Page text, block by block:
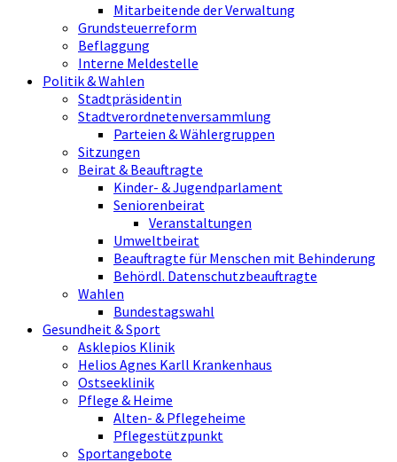
Mitarbeitende der Verwaltung
Grundsteuerreform
Beflaggung
Interne Meldestelle
Politik & Wahlen
Stadtpräsidentin
Stadtverordnetenversammlung
Parteien & Wählergruppen
Sitzungen
Beirat & Beauftragte
Kinder- & Jugendparlament
Seniorenbeirat
Veranstaltungen
Umweltbeirat
Beauftragte für Menschen mit Behinderung
Behördl. Datenschutzbeauftragte
Wahlen
Bundestagswahl
Gesundheit & Sport
Asklepios Klinik
Helios Agnes Karll Krankenhaus
Ostseeklinik
Pflege & Heime
Alten- & Pflegeheime
Pflegestützpunkt
Sportangebote